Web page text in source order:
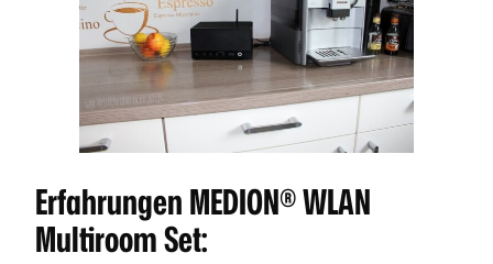
Erfahrungen MEDION® WLAN
Multiroom Set: